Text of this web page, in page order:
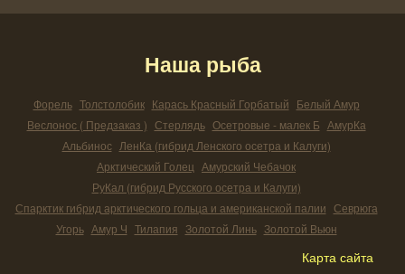
Наша рыба
Форель Толстолобик Карась Красный Горбатый Белый Амур
Веслонос ( Предзаказ ) Стерлядь Осетровые - малек Б АмурКа
Альбинос ЛенКа (гибрид Ленского осетра и Калуги)
Арктический Голец Амурский Чебачок
РуКал (гибрид Русского осетра и Калуги)
Спарктик гибрид арктического гольца и американской палии Севрюга
Угорь Амур Ч Тилапия Золотой Линь Золотой Вьюн
Карта сайта